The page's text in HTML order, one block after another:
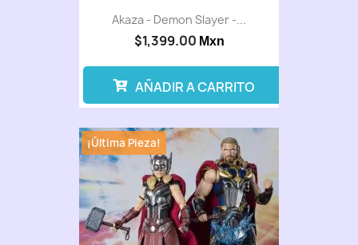
Akaza - Demon Slayer -...
$1,399.00 Mxn
AÑADIR A CARRITO
¡Última Pieza!